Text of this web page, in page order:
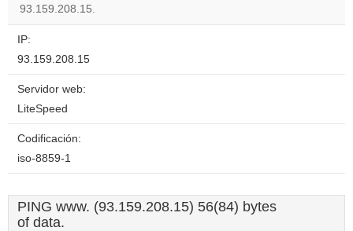
93.159.208.15.
IP:
93.159.208.15
Servidor web:
LiteSpeed
Codificación:
iso-8859-1
PING www. (93.159.208.15) 56(84) bytes
of data.